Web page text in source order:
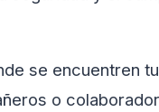
se encuentren
o